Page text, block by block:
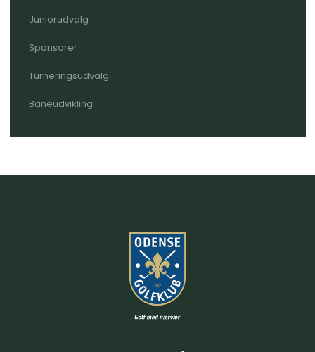
Juniorudvalg
Sponsorer
Turneringsudvalg
Baneudvikling